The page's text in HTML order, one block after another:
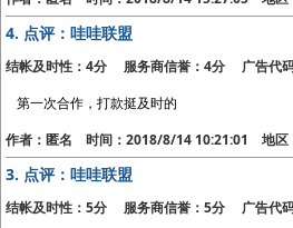
4. 点评：哇哇联盟
结帐及时性：4分 服务商信誉：4分 广告代
第一次合作，打款挺及时的
作者：匿名 时间：2018/8/14 10:21:01 地区
3. 点评：哇哇联盟
结帐及时性：5分 服务商信誉：5分 广告代